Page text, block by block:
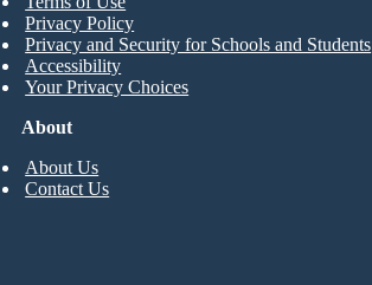
About
About Us
Contact Us
Privacy Policy
Privacy and Security for Schools and Students
Accessibility
Your Privacy Choices